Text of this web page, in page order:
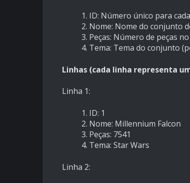
ID: Número único para
Nome: Nome do conjunto
Peças: Número de peças
Tema: Tema do conjunto
Linhas (cada linha representa
Linha 1:
ID: 1
Nome: Millennium Falcon
Peças: 7541
Tema: Star Wars
Linha 2: